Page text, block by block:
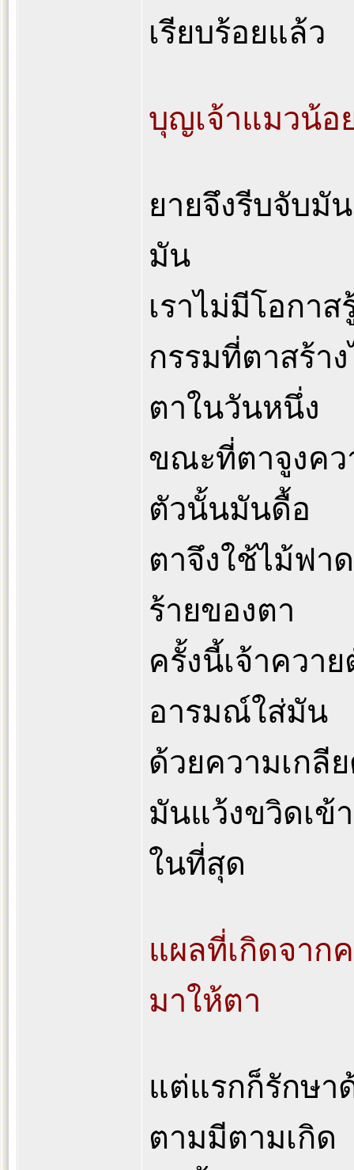
เรียบร้อยแล้ว
บุญเจ้าแมวน้อ
ยายจึงรีบจับมั
มัน
เราไม่มีโอกาส
กรรมที่ตาสร้า
ตาในวันหนึ่ง
ขณะที่ตาจูงคว
ตัวนั้นมันดื้อ
ตาจึงใช้ไม้ฟา
ร้ายของตา
ครั้งนี้เจ้าควา
อารมณ์ใส่มัน
ด้วยความเกลี
มันแว้งขวิดเข้
ในที่สุด
แผลที่เกิดจาก
มาให้ตา
แต่แรกก็รักษา
ตามมีตามเกิด